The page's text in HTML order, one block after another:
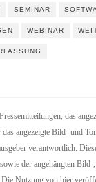
SEMINAR
WEBINAR
das
angezeigte Bild- und
verantwortlich.
der angehängten Bild-